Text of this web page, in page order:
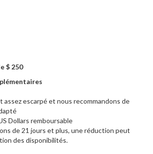
$ 250
assez escarpé et nous recommandons de
Dollars remboursable
de 21 jours et plus, une réduction peut
des disponibilités.